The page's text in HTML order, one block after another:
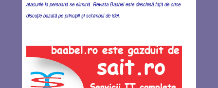
atacurile la persoană se elimină. Revista Baabel este deschisă faţă de orice
discuţie bazată pe principii şi schimbul de idei.